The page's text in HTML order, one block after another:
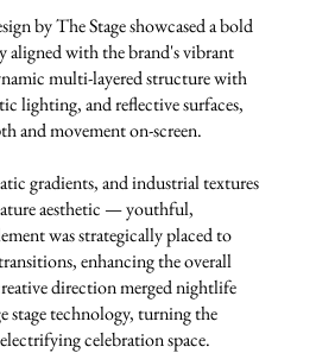
by The Stage showcased a bold
aligned with the brand's vibrant
multi-layered structure with
lighting, and reflective surfaces,
and movement on-screen.
gradients, and industrial textures
aesthetic — youthful,
was strategically placed to
enhancing the overall
direction merged nightlife
technology, turning the
celebration space.